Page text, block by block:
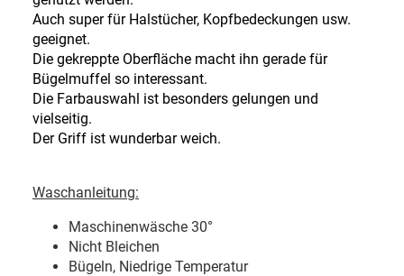
Auch super für Halstücher, Kopfbedeckungen usw.
geeignet.
Die gekreppte Oberfläche macht ihn gerade für
Bügelmuffel so interessant.
Die Farbauswahl ist besonders gelungen und
vielseitig.
Der Griff ist wunderbar weich.
Waschanleitung:
Maschinenwäsche 30°
Nicht Bleichen
Bügeln, Niedrige Temperatur